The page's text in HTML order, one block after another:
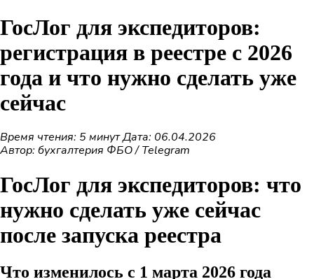
ГосЛог для экспедиторов:
регистрация в реестре с 2026
года и что нужно сделать уже
сейчас
Время чтения: 5 минутДата: 06.04.2026
Автор: бухгалтерия ФБО / Telegram
ГосЛог для экспедиторов: что
нужно сделать уже сейчас
после запуска реестра
Что изменилось с 1 марта 2026 года